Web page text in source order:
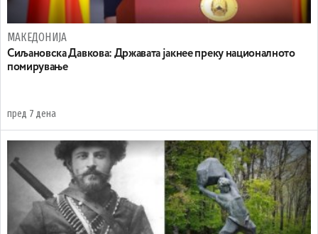
МАКЕДОНИЈА
Сиљановска Давкова: Државата јакнее преку националното
помирување
пред 7 дена